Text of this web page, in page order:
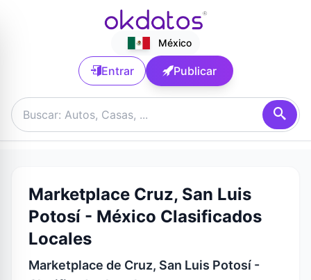
México
Entrar Publicar
Marketplace Cruz, San Luis
Potosí - México Clasificados
Locales
Marketplace de Cruz, San Luis Potosí -